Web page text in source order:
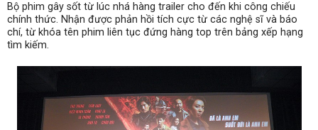
Bộ phim gây sốt từ lúc nhá hàng trailer cho đến khi công chiếu
chính thức. Nhận được phản hồi tích cực từ các nghệ sĩ và báo
chí, từ khóa tên phim liên tục đứng hàng top trên bảng xếp hạng
tìm kiếm.